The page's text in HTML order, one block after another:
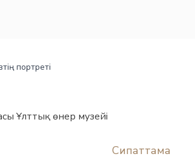
портреті
Ұлттық өнер музейі
Сипаттама